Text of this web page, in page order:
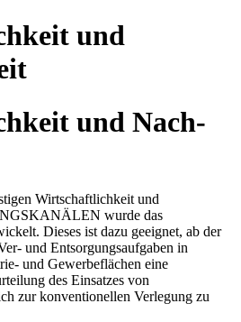
und
und Nach­
Wirtschaftlichkeit und
wurde das
Dieses ist dazu geeignet, ab der
und Entsorgungsaufgaben in
und Gewerbeflächen eine
des Einsatzes von
zur konventionellen Verlegung zu